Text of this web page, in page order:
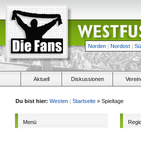
Norden | Nordost |
Aktuell Diskussionen
Du bist hier: Westen | Startseite » Spieltage
Menü